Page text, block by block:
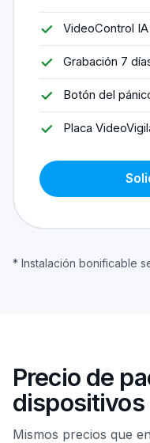
VideoControl IA
Grabación 7
Botón del
Placa
* Instalación bonificable
Precio de
dispositivos
Mismos precios que